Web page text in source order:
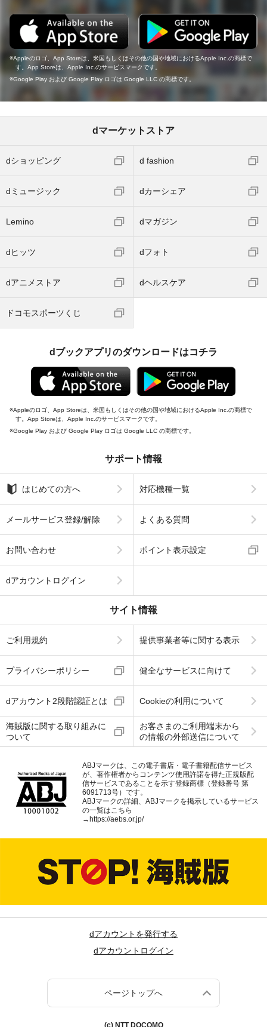
Appleのロゴ、App Storeは、米国もしくはその他の国や地域におけるApple Inc.の商標で
す。App Storeは、Apple Inc.のサービスマークです。
Google Play および Google Play ロゴは Google LLC の商標です。
dマーケットストア
dショッピング d fashion
dミュージック dカーシェア
Lemino dマガジン
dヒッツ dフォト
dアニメストア dヘルスケア
ドコモスポーツくじ
dブックアプリのダウンロードはコチラ
Appleのロゴ、App Storeは、米国もしくはその他の国や地域におけるApple Inc.の商標で
す。App Storeは、Apple Inc.のサービスマークです。
Google Play および Google Play ロゴは Google LLC の商標です。
サポート情報
はじめての方へ 対応機種一覧
メールサービス登録/解除 よくある質問
お問い合わせ ポイント表示設定
dアカウントログイン
サイト情報
ご利用規約 提供事業者等に関する表示
プライバシーポリシー 健全なサービスに向けて
dアカウント2段階認証とは Cookieの利用について
海賊版に関する取り組みに
ついて
お客さまのご利用端末から
の情報の外部送信について
ABJマークは、この電子書店・電子書籍配信サービス
が、著作権者からコンテンツ使用許諾を得た正規版配
信サービスであることを示す登録商標（登録番号 第
6091713号）です。
ABJマークの詳細、ABJマークを掲示しているサービス
の一覧はこちら
→ https://aebs.or.jp/
dアカウントを発行する
dアカウントログイン
ページトップへ